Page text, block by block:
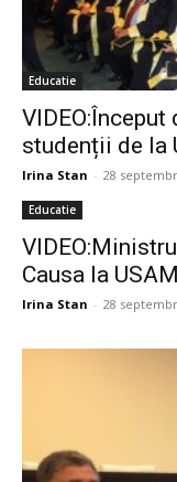
Educatie
studenții de la
Irina Stan - 28
Educatie
Causa la
Irina Stan - 28